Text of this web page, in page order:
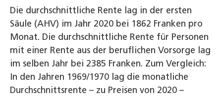
Die durchschnittliche Rente lag in der ersten
Säule (AHV) im Jahr 2020 bei 1862 Franken pro
Monat. Die durchschnittliche Rente für Personen
mit einer Rente aus der beruflichen Vorsorge lag
im selben Jahr bei 2385 Franken. Zum Vergleich:
In den Jahren 1969/1970 lag die monatliche
Durchschnittsrente – zu Preisen von 2020 –